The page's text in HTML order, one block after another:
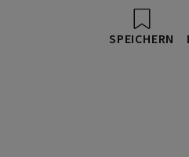
SPEICHERN